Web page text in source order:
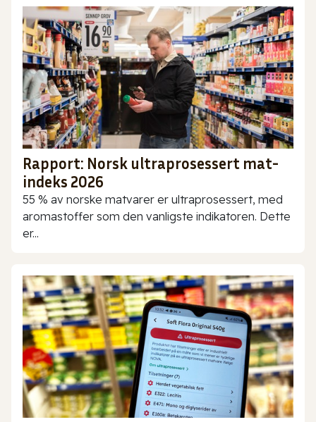
Rapport: Norsk ultraprosessert mat-
indeks 2026
55 % av norske matvarer er ultraprosessert, med
aromastoffer som den vanligste indikatoren. Dette
er...